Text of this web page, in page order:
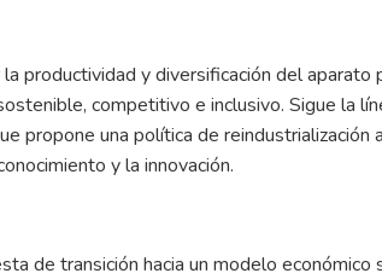
productividad y diversificación del aparato
competitivo e inclusivo. Sigue la
propone una política de reindustrialización
y la innovación.
de transición hacia un modelo